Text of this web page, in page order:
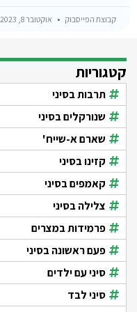
קבוצת הפייסבוק אוקטובר 8, 2023
קטגוריות
תרבות בסיני
שנורקלים בסיני
שארם א-שייח'
קזינו בסיני
קאמפים בסיני
צלילה בסיני
פרמידות במצרים
פעם ראשונה בסיני
סיני עם ילדים
סיני לבד